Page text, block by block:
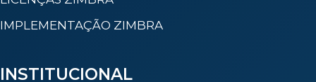
IMPLEMENTAÇÃO ZIMBRA
INSTITUCIONAL